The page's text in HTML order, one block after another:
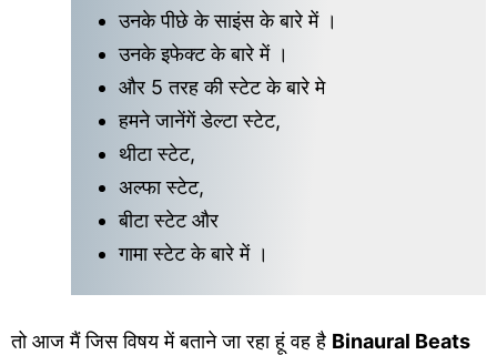
उनके पीछे के साइंस के बारे में ।
उनके इफेक्ट के बारे में ।
और 5 तरह की स्टेट के बारे मे
हमने जानेंगें डेल्टा स्टेट,
थीटा स्टेट,
अल्फा स्टेट,
बीटा स्टेट और
गामा स्टेट के बारे में ।
तो आज मैं जिस विषय में बताने जा रहा हूं वह है Binaural Beats